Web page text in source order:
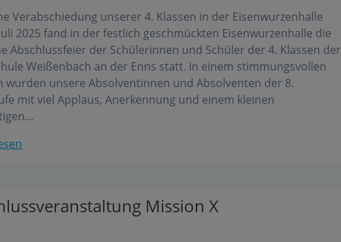
Verabschiedung unserer 4. Klassen in der Eisenwurzenhalle
2025 fand in der festlich geschmückten Eisenwurzenhalle die
Abschlussfeier der Schülerinnen und Schüler der 4. Klassen der
Weißenbach an der Enns statt. In einem stimmungsvollen
wurden unsere Absolventinnen und Absolventen der 8.
mit viel Applaus, Anerkennung und einem kleinen
Mission X